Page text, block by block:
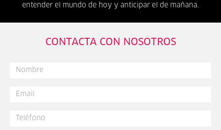
entender el mundo de hoy y anticipar el de mañana.
CONTACTA CON NOSOTROS